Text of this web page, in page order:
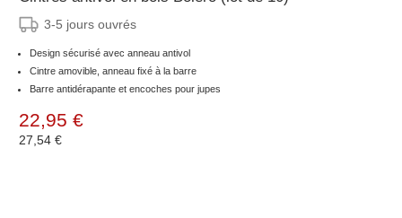
3-5 jours ouvrés
Design sécurisé avec anneau antivol
Cintre amovible, anneau fixé à la barre
Barre antidérapante et encoches pour jupes
22,95 €
27,54 €